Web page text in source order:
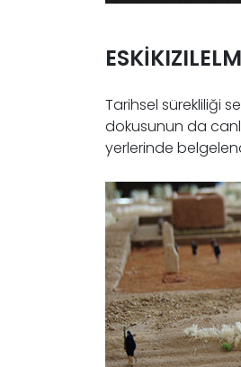
Tarihsel sürekliliği
dokusunun da
yerlerinde